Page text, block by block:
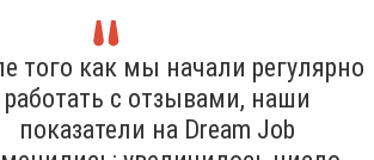
того как мы начали регулярно
работать с отзывами, наши
показатели на Dream Job